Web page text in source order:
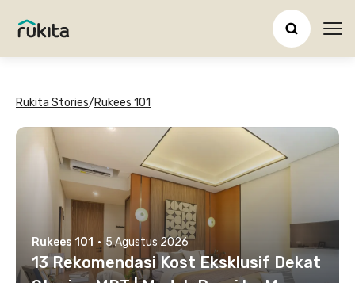
Rukita Stories/Rukees 101
Rukees 101 · 5 Agustus 2026
13 Rekomendasi Kost Eksklusif Dekat